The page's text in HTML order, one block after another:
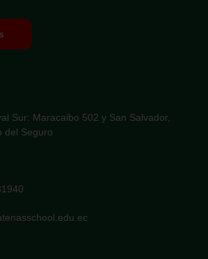
Sur: Maracaibo 502 y San Salvador,
del Seguro